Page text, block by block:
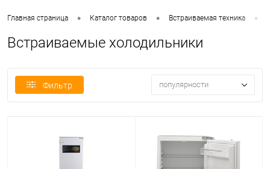
Главная страница • Каталог товаров • Встраиваемая техника •
Встраиваемые холодильники
Фильтр популярности